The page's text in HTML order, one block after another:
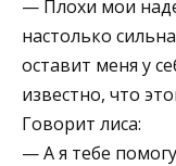
— Плохи мои
настолько
оставит меня у
известно, что
Говорит лиса:
— А я тебе